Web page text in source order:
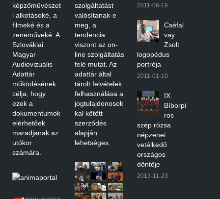
képzőművészet
i alkotásoké, a
filmeké és a
zeneműveké. A
Szlovákiai
Magyar
Audiovizuális
Adattár
működésének
célja, hogy
ezek a
dokumentumok
elérhetőek
maradjanak az
utókor
számára.
szolgáltatást
valósítanak-e
meg, a
tendencia
viszont az on-
line szolgáltatás
felé mutat. Az
adattár által
tárolt felvételek
felhasználása a
jogtulajdonosok
kal kötött
szerződés
alapján
lehetséges.
2011-06-19
Cséfal
vay
Zsolt
logopédus
portréja
2011-01-10
IX.
Bíborpi
ros
szép rózsa
népzenei
vetélkedő
országos
döntője
2013-11-23